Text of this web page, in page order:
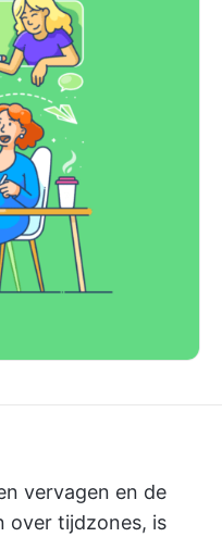
vervagen en de
over tijdzones, is